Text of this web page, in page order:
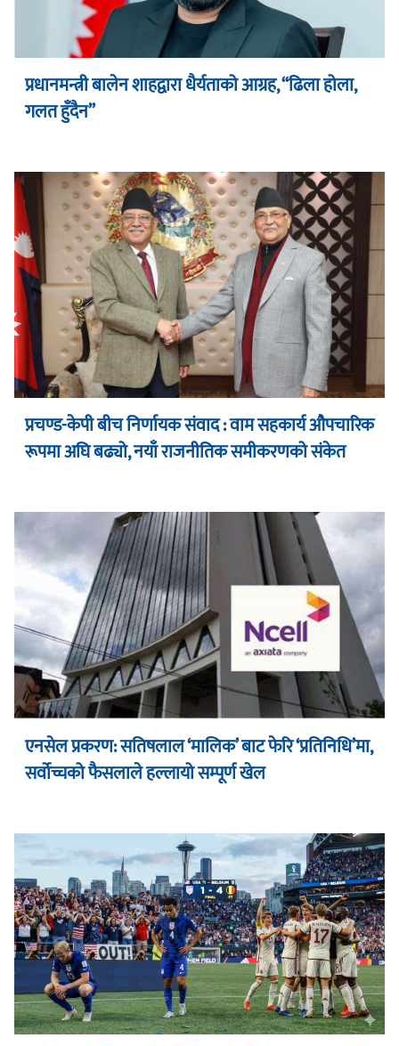
प्रधानमन्त्री बालेन शाहद्वारा धैर्यताको आग्रह, “ढिला होला,
गलत हुँदैन”
प्रचण्ड-केपी बीच निर्णायक संवाद : वाम सहकार्य औपचारिक
रूपमा अघि बढ्यो, नयाँ राजनीतिक समीकरणको संकेत
एनसेल प्रकरण: सतिषलाल ‘मालिक’ बाट फेरि ‘प्रतिनिधि’मा,
सर्वोच्चको फैसलाले हल्लायो सम्पूर्ण खेल